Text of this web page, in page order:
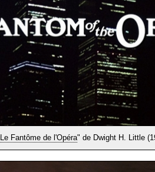
Le Fantôme de l'Opéra" de Dwight H. Little